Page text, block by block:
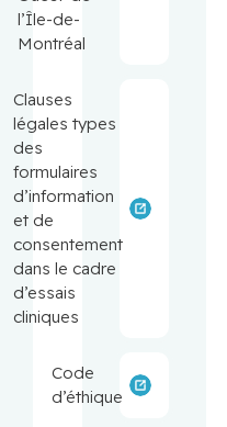
l’Île-de-
Montréal
Clauses
légales types
des
formulaires
d’information
et de
consentement
dans le cadre
d’essais
cliniques
Code
d’éthique